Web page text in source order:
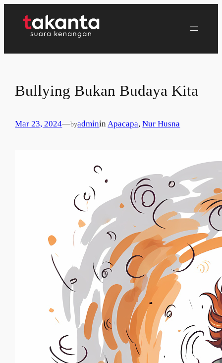
Bullying Bukan Budaya Kita
Mar 23, 2024—byadmininApacapa, Nur Husna